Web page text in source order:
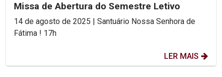
Missa de Abertura do Semestre Letivo
14 de agosto de 2025 | Santuário Nossa Senhora de
Fátima ! 17h
LER MAIS